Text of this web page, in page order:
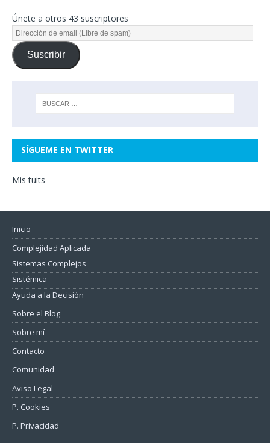
Únete a otros 43 suscriptores
Suscribir
SÍGUEME EN TWITTER
Mis tuits
Inicio
Complejidad Aplicada
Sistemas Complejos
Sistémica
Ayuda a la Decisión
Sobre el Blog
Sobre mí
Contacto
Comunidad
Aviso Legal
P. Cookies
P. Privacidad